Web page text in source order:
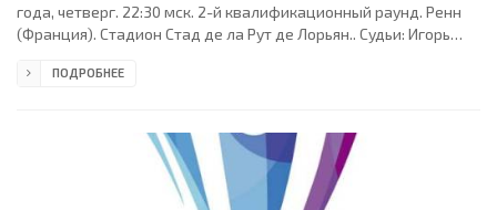
года, четверг. 22:30 мск. 2-й квалификационный раунд. Ренн
(Франция). Стадион Стад де ла Рут де Лорьян.. Судьи: Игорь
Кулагин (оба - Россия). Резервный: Станислав Сухина (Россия).
Шейру, Жером Леруа, Оливье Томер, Джимми Бриан (Жирес
Кембо-Экоко, 90), Мусса Сов (Род
ПОДРОБНЕЕ